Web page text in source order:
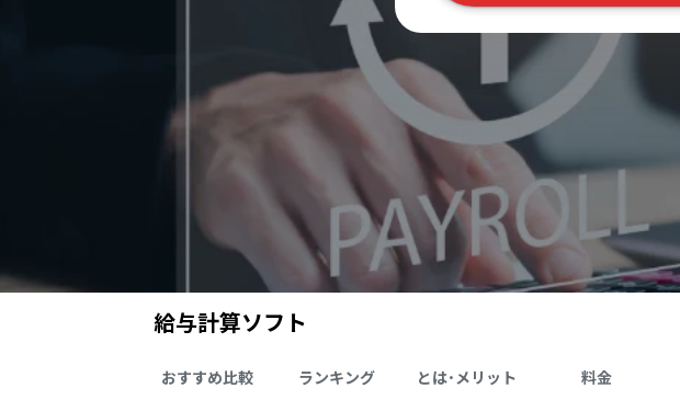
給与計算ソフト
おすすめ比較 ランキング とは･メリット 料金